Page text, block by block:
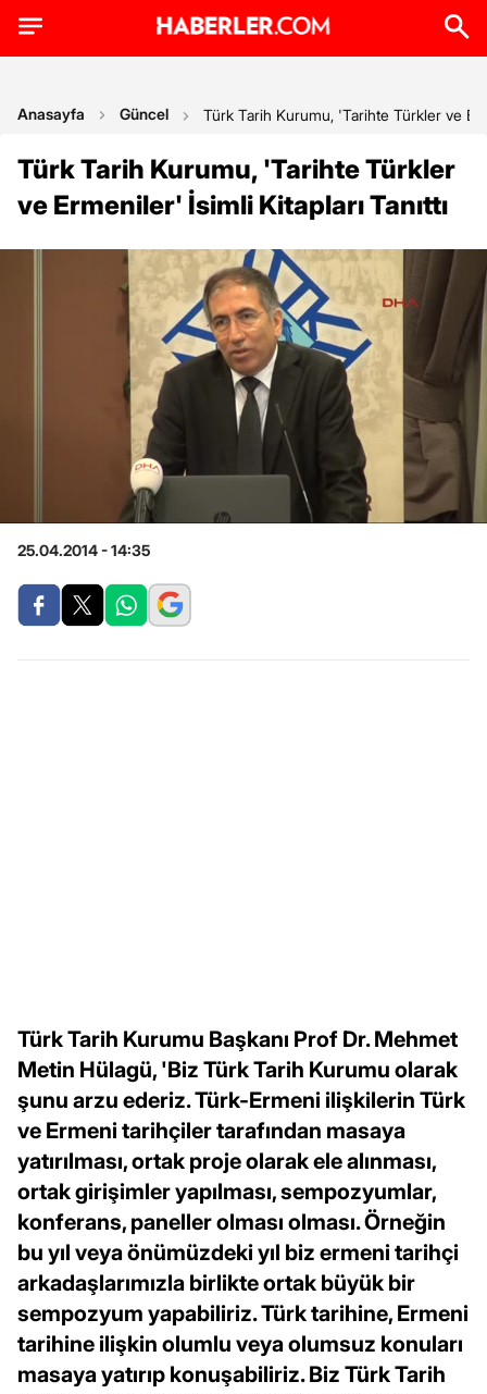
Anasayfa Güncel Türk Tarih Kurumu, 'Tarihte Türkler ve
Türk Tarih Kurumu, 'Tarihte Türkler
ve Ermeniler' İsimli Kitapları Tanıttı
25.04.2014 - 14:35
Türk Tarih Kurumu Başkanı Prof Dr. Mehmet
Metin Hülagü, 'Biz Türk Tarih Kurumu olarak
şunu arzu ederiz. Türk-Ermeni ilişkilerin Türk
ve Ermeni tarihçiler tarafından masaya
yatırılması, ortak proje olarak ele alınması,
ortak girişimler yapılması, sempozyumlar,
konferans, paneller olması olması. Örneğin
bu yıl veya önümüzdeki yıl biz ermeni tarihçi
arkadaşlarımızla birlikte ortak büyük bir
sempozyum yapabiliriz. Türk tarihine, Ermeni
tarihine ilişkin olumlu veya olumsuz konuları
masaya yatırıp konuşabiliriz. Biz Türk Tarih